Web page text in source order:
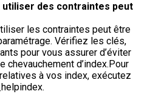
utiliser des contraintes peut
les contraintes peut être
Vérifiez les clés,
pour vous assurer d’éviter
chevauchement d’index.Pour
à vos index, exécutez